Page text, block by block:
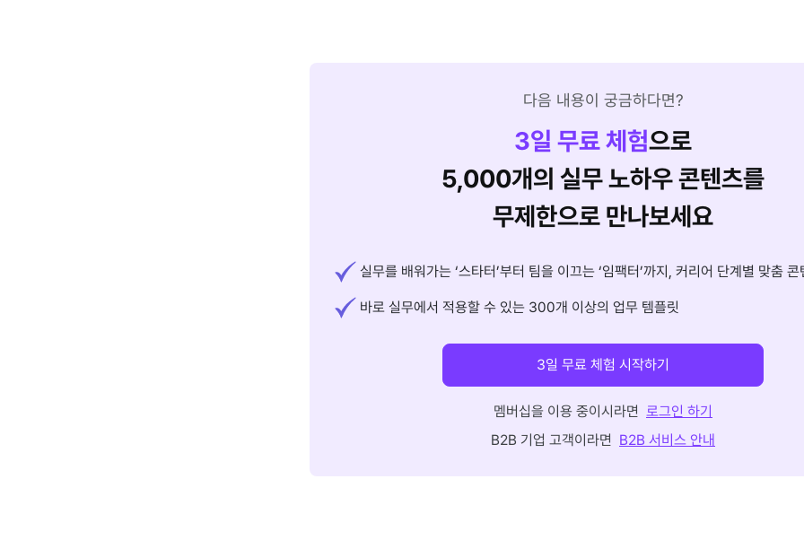
다음 내용이 궁금하다면?
3일 무료 체험으로
5,000개의 실무 노하우 콘텐츠를
무제한으로 만나보세요
실무를 배워가는 ‘스타터’부터 팀을 이끄는 ‘임팩터’까지, 커리어 단계별 맞춤 콘
바로 실무에서 적용할 수 있는 300개 이상의 업무 템플릿
3일 무료 체험 시작하기
멤버십을 이용 중이시라면 로그인 하기
B2B 기업 고객이라면 B2B 서비스 안내